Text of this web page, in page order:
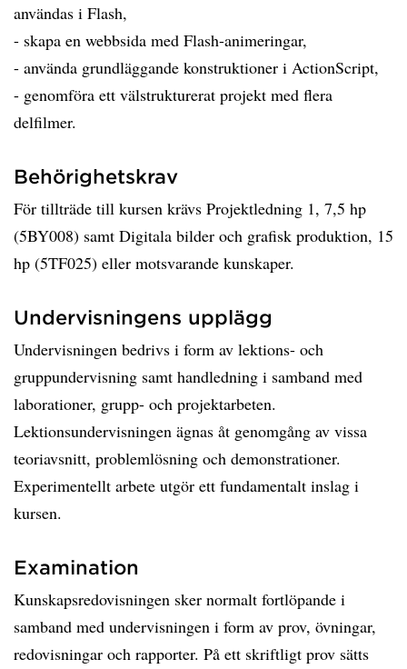
användas i Flash,
- skapa en webbsida med Flash-animeringar,
- använda grundläggande konstruktioner i ActionScript,
- genomföra ett välstrukturerat projekt med flera
delfilmer.
Behörighetskrav
För tillträde till kursen krävs Projektledning 1, 7,5 hp
(5BY008) samt Digitala bilder och grafisk produktion, 15
hp (5TF025) eller motsvarande kunskaper.
Undervisningens upplägg
Undervisningen bedrivs i form av lektions- och
gruppundervisning samt handledning i samband med
laborationer, grupp- och projektarbeten.
Lektionsundervisningen ägnas åt genomgång av vissa
teoriavsnitt, problemlösning och demonstrationer.
Experimentellt arbete utgör ett fundamentalt inslag i
kursen.
Examination
Kunskapsredovisningen sker normalt fortlöpande i
samband med undervisningen i form av prov, övningar,
redovisningar och rapporter. På ett skriftligt prov sätts